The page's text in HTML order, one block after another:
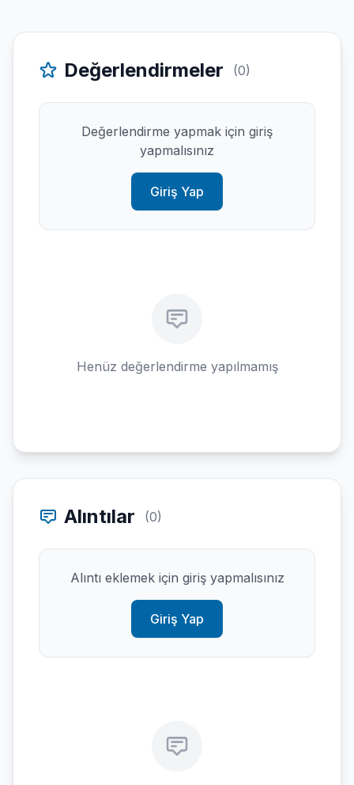
Değerlendirmeler (0)
Değerlendirme yapmak için giriş
yapmalısınız
Giriş Yap
Henüz değerlendirme yapılmamış
Alıntılar (0)
Alıntı eklemek için giriş yapmalısınız
Giriş Yap